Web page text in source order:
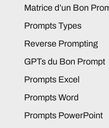
Matrice d’un Bon
Prompts Types
Reverse Prompting
GPTs du Bon Prompt
Prompts Excel
Prompts Word
Prompts PowerPoint